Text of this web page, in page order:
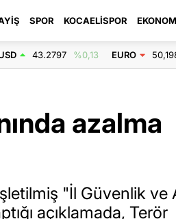
SPOR KOCAELISPOR
43.2797 %0,13 EURO
azalma
"İl Güvenlik ve
açıklamada, Terör